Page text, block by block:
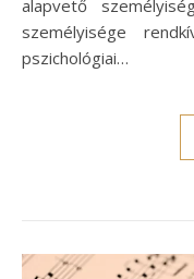
alapvető
személyisége
pszichológiai…